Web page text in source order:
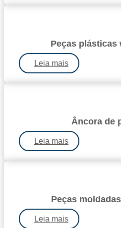
Peças plásticas
Leia mais
Âncora de
Leia mais
Peças
Leia mais